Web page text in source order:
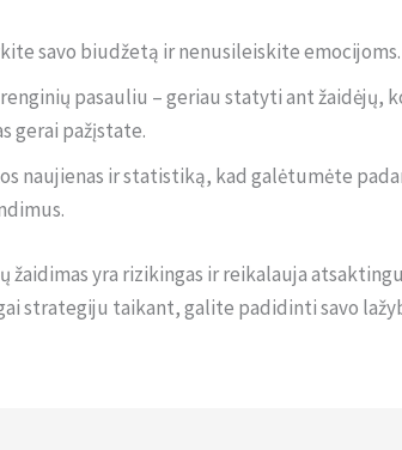
savo biudžetą ir nenusileiskite emocijoms.
pasauliu – geriau statyti ant žaidėjų,
gerai pažįstate.
naujienas ir statistiką, kad galėtumėte
žaidimas yra rizikingas ir reikalauja
strategiju taikant, galite padidinti savo